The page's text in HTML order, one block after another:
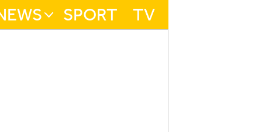
SPORT TV